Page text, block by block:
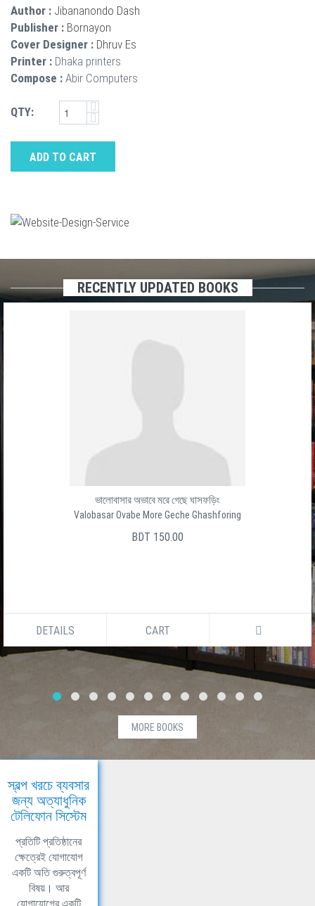
Author : Jibananondo Dash
Publisher : Bornayon
Cover Designer : Dhruv Es
Printer : Dhaka printers
Compose : Abir Computers
QTY:
ADD TO CART
RECENTLY UPDATED BOOKS
ভালোবাসার অভাবে মরে গেছে ঘাসফড়িং
Valobasar Ovabe More Geche Ghashforing
BDT 150.00
DETAILS CART
MORE BOOKS
স্বল্প খরচে ব্যবসার
জন্য অত্যাধুনিক
টেলিফোন সিস্টেম
প্রতিটি প্রতিষ্ঠানের
ক্ষেত্রেই যোগাযোগ
একটি অতি গুরুত্বপূর্ণ
বিষয়। আর